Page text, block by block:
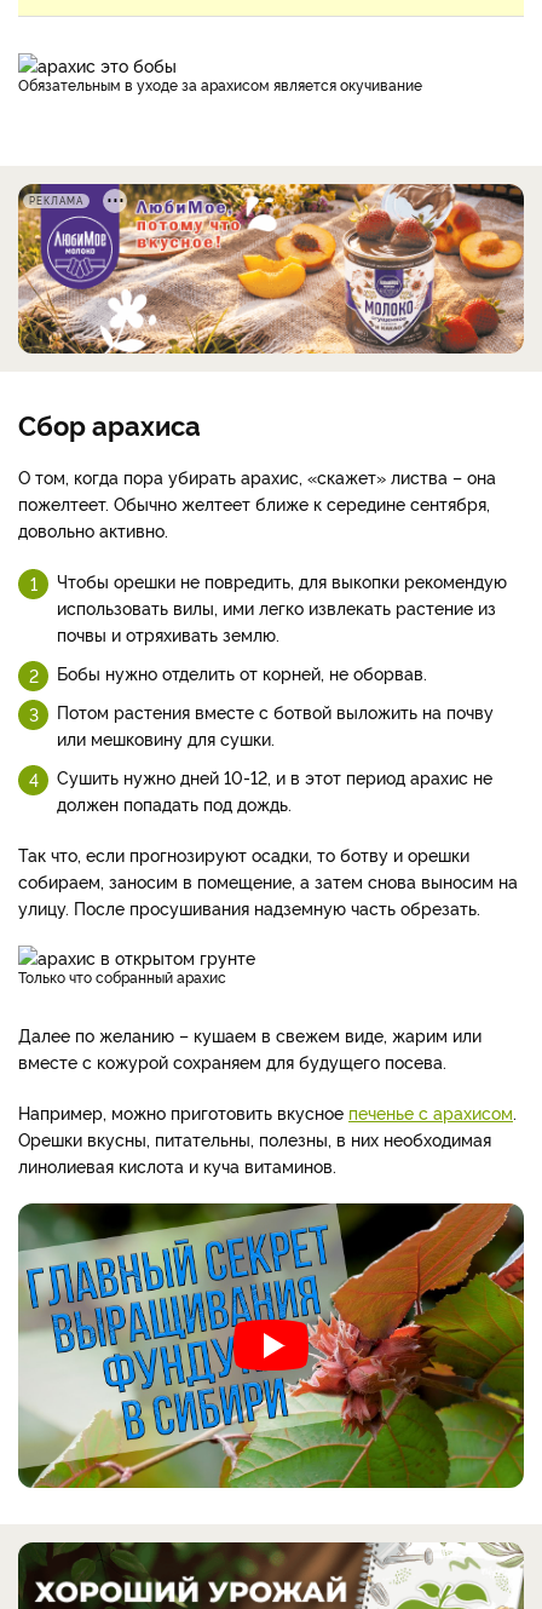
Обязательным в уходе за арахисом является окучивание
РЕКЛАМА
Сбор арахиса
О том, когда пора убирать арахис, «скажет» листва – она
пожелтеет. Обычно желтеет ближе к середине сентября,
довольно активно.
Чтобы орешки не повредить, для выкопки рекомендую
использовать вилы, ими легко извлекать растение из
почвы и отряхивать землю.
Бобы нужно отделить от корней, не оборвав.
Потом растения вместе с ботвой выложить на почву
или мешковину для сушки.
Сушить нужно дней 10-12, и в этот период арахис не
должен попадать под дождь.
Так что, если прогнозируют осадки, то ботву и орешки
собираем, заносим в помещение, а затем снова выносим на
улицу. После просушивания надземную часть обрезать.
Только что собранный арахис
Далее по желанию – кушаем в свежем виде, жарим или
вместе с кожурой сохраняем для будущего посева.
Например, можно приготовить вкусное печенье с арахисом
Орешки вкусны, питательны, полезны, в них необходимая
линолиевая кислота и куча витаминов.